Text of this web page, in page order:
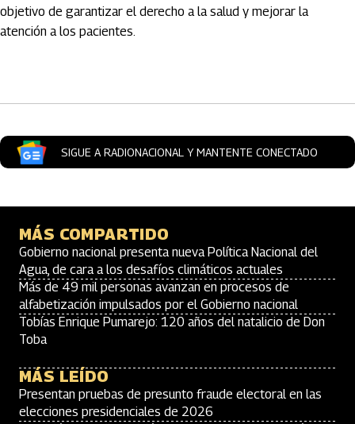
objetivo de garantizar el derecho a la salud y mejorar la
atención a los pacientes.
SIGUE A RADIONACIONAL Y MANTENTE CONECTADO
MÁS COMPARTIDO
Gobierno nacional presenta nueva Política Nacional del
Agua, de cara a los desafíos climáticos actuales
Más de 49 mil personas avanzan en procesos de
alfabetización impulsados por el Gobierno nacional
Tobías Enrique Pumarejo: 120 años del natalicio de Don
Toba
MÁS LEÍDO
Presentan pruebas de presunto fraude electoral en las
elecciones presidenciales de 2026